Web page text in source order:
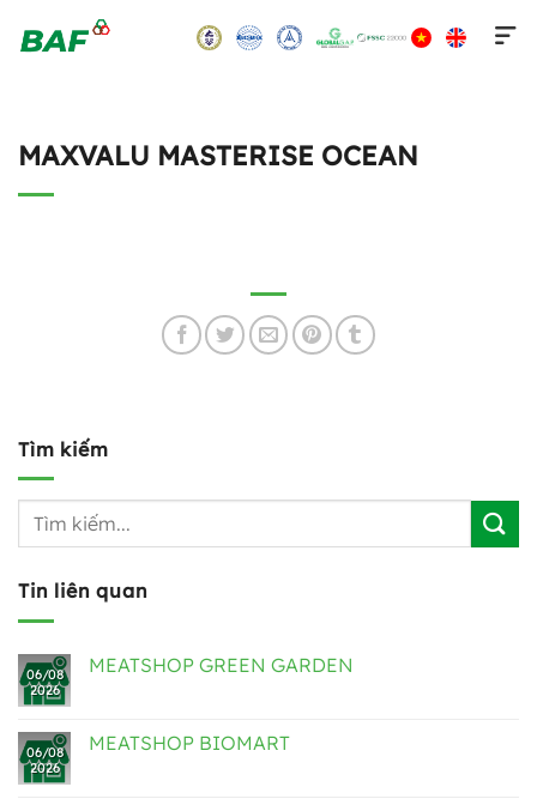
MAXVALU MASTERISE OCEAN
Tìm kiếm
Tin liên quan
06/08
2026
MEATSHOP GREEN GARDEN
06/08
2026
MEATSHOP BIOMART